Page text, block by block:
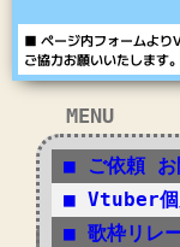
■ ページ内フォームより
ご協力お願いいたします。
MENU
■ ご依頼 お
■ Vtuber個
■ 歌枠リレ